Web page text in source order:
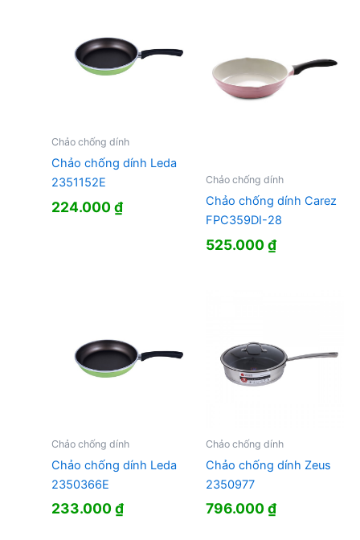
Chảo chống dính
Chảo chống dính Leda
2351152E
224.000₫
Chảo chống dính
Chảo chống dính Carez
FPC359DI-28
525.000₫
Chảo chống dính
Chảo chống dính Leda
2350366E
233.000₫
Chảo chống dính
Chảo chống dính Zeus
2350977
796.000₫